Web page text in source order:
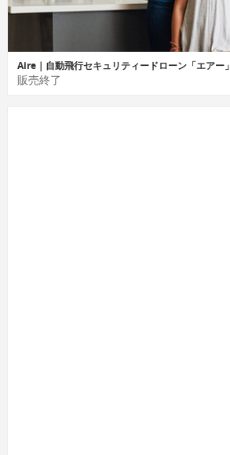
Aire｜自動飛行セキュリティードローン「エアー」
販売終了